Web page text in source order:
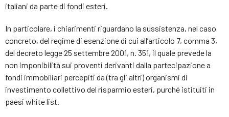
italiani da parte di fondi esteri.
In particolare, i chiarimenti riguardano la sussistenza, nel caso
concreto, del regime di esenzione di cui all’articolo 7, comma 3,
del decreto legge 25 settembre 2001, n. 351, il quale prevede la
non imponibilità sui proventi derivanti dalla partecipazione a
fondi immobiliari percepiti da (tra gli altri) organismi di
investimento collettivo del risparmio esteri, purché istituiti in
paesi white list.